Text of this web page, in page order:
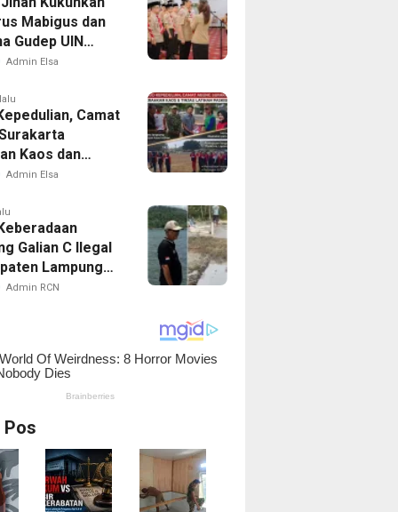
Mabigus dan
Gudep UIN
Dorong
Generasi Muda
Admin Elsa
Camat
Kaos dan
Paskibra
Admin Elsa
Galian C Ilegal
Lampung
Menggali
Admin RCN
Pos